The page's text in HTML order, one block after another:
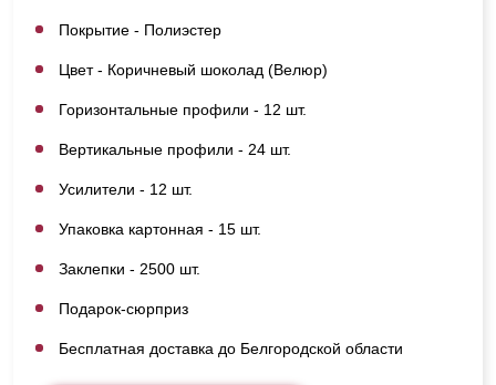
Покрытие - Полиэстер
Цвет - Коричневый шоколад (Велюр)
Горизонтальные профили - 12 шт.
Вертикальные профили - 24 шт.
Усилители - 12 шт.
Упаковка картонная - 15 шт.
Заклепки - 2500 шт.
Подарок-сюрприз
Бесплатная доставка до Белгородской области